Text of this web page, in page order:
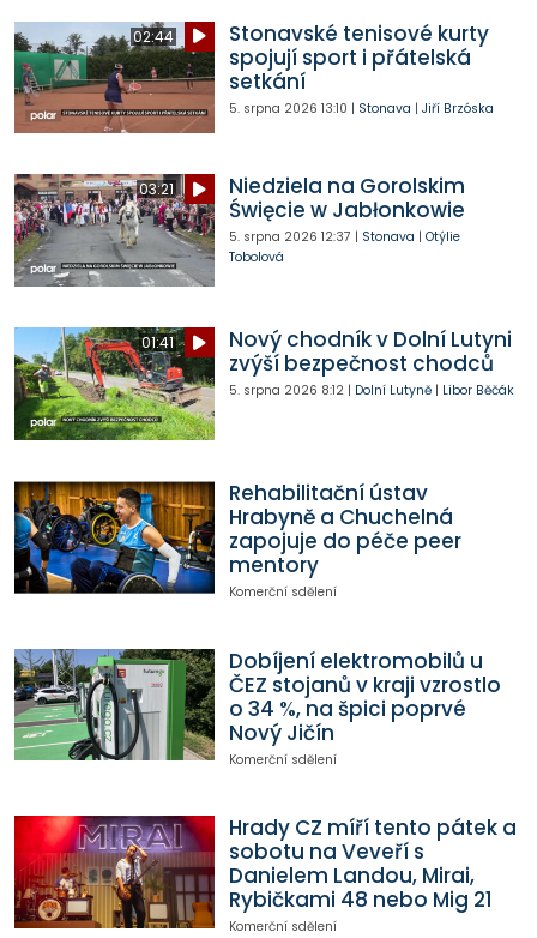
02:44
Stonavské tenisové kurty
spojují sport i přátelská
setkání
5. srpna 2026 13:10 | Stonava | Jiří Brzóska
03:21
Niedziela na Gorolskim
Święcie w Jabłonkowie
5. srpna 2026 12:37 | Stonava | Otýlie
Tobolová
01:41
Nový chodník v Dolní Lutyni
zvýší bezpečnost chodců
5. srpna 2026 8:12| Dolní Lutyně| Libor Běčák
Rehabilitační ústav
Hrabyně a Chuchelná
zapojuje do péče peer
mentory
Komerční sdělení
Dobíjení elektromobilů u
ČEZ stojanů v kraji vzrostlo
o 34 %, na špici poprvé
Nový Jičín
Komerční sdělení
Hrady CZ míří tento pátek a
sobotu na Veveří s
Danielem Landou, Mirai,
Rybičkami 48 nebo Mig 21
Komerční sdělení